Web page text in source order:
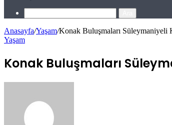
Anasayfa/Yaşam/Konak Buluşmaları Süleymaniyeli
Yaşam
Konak Buluşmaları